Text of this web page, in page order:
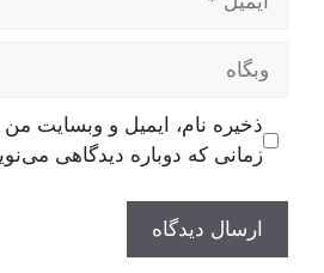
وبگاه
ذخیره نام، ایمیل و وبسایت
زمانی که دوباره دیدگاهی